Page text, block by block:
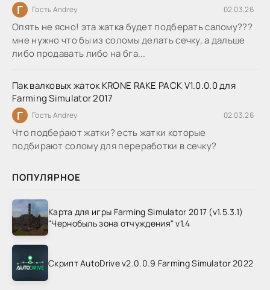
Г Гость Andrey 02.03.26
Опять не ясно! эта жатка будет подберать салому???
мне нужно что бы из соломы делать сечку, а дальше
либо продавать либо на бга...
Пак валковых жаток KRONE RAKE PACK V1.0.0.0 для
Farming Simulator 2017
Г Гость Andrey 02.03.26
Что подберают жатки? есть жатки которые
подбирают солому для переработки в сечку?
ПОПУЛЯРНОЕ
Карта для игры Farming Simulator 2017 (v1.5.3.1)
"Чернобыль зона отчуждения" v1.4
Скрипт AutoDrive v2.0.0.9 Farming Simulator 2022